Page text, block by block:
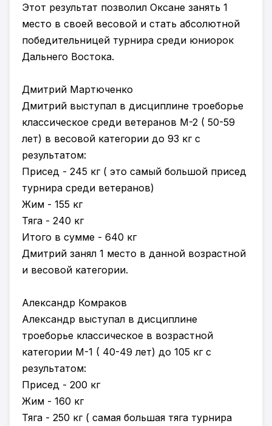
Этот результат позволил Оксане занять 1
место в своей весовой и стать абсолютной
победительницей турнира среди юниорок
Дальнего Востока.
Дмитрий Мартюченко
Дмитрий выступал в дисциплине троеборье
классическое среди ветеранов М-2 ( 50-59
лет) в весовой категории до 93 кг с
результатом:
Присед - 245 кг ( это самый большой присед
турнира среди ветеранов)
Жим - 155 кг
Тяга - 240 кг
Итого в сумме - 640 кг
Дмитрий занял 1 место в данной возрастной
и весовой категории.
Александр Комраков
Александр выступал в дисциплине
троеборье классическое в возрастной
категории М-1 ( 40-49 лет) до 105 кг с
результатом:
Присед - 200 кг
Жим - 160 кг
Тяга - 250 кг ( самая большая тяга турнира